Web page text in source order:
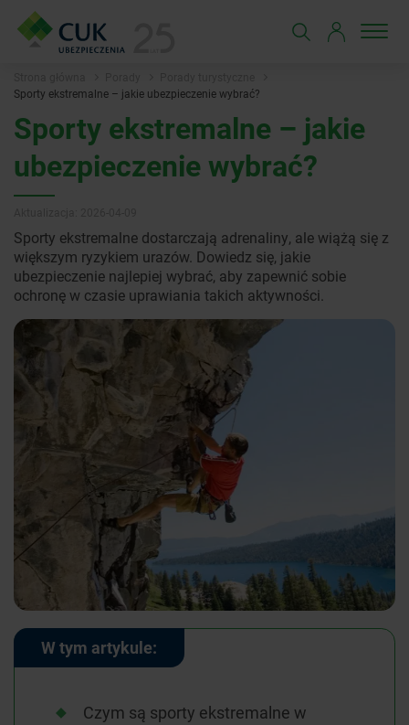
Sporty ekstremalne – jakie ubezpieczenie wybrać?
Sporty ekstremalne – jakie
ubezpieczenie wybrać?
Sporty ekstremalne dostarczają adrenaliny, ale wiążą się z
większym ryzykiem urazów. Dowiedz się, jakie
ubezpieczenie najlepiej wybrać, aby zapewnić sobie
ochronę w czasie uprawiania takich aktywności.
W tym artykule:
Czym są sporty ekstremalne w